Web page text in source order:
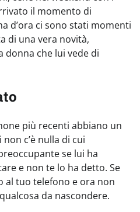
il momento di
d’ora ci sono stati momenti
di una vera novità,
donna che lui vede di
più recenti abbiano un
c’è nulla di cui
se lui ha
e non te lo ha detto. Se
al tuo telefono e ora non
da nascondere.